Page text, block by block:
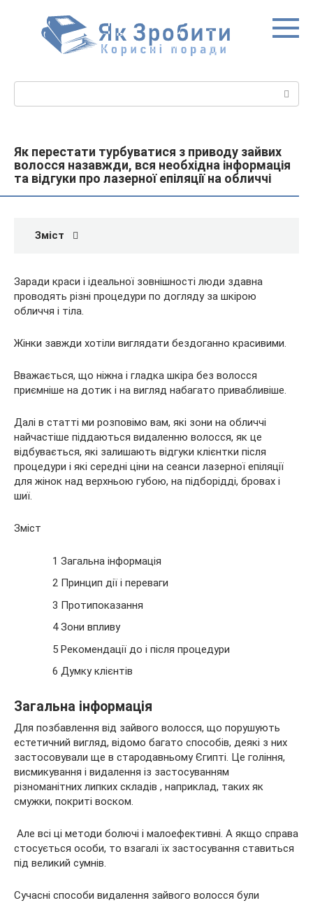
Як перестати турбуватися з приводу зайвих
волосся назавжди, вся необхідна інформація
та відгуки про лазерної епіляції на обличчі
Зміст
Заради краси і ідеальної зовнішності люди здавна
проводять різні процедури по догляду за шкірою
обличчя і тіла.
Жінки завжди хотіли виглядати бездоганно красивими.
Вважається, що ніжна і гладка шкіра без волосся
приємніше на дотик і на вигляд набагато привабливіше.
Далі в статті ми розповімо вам, які зони на обличчі
найчастіше піддаються видаленню волосся, як це
відбувається, які залишають відгуки клієнтки після
процедури і які середні ціни на сеанси лазерної епіляції
для жінок над верхньою губою, на підборідді, бровах і
шиї.
Зміст
1 Загальна інформація
2 Принцип дії і переваги
3 Протипоказання
4 Зони впливу
5 Рекомендації до і після процедури
6 Думку клієнтів
Загальна інформація
Для позбавлення від зайвого волосся, що порушують
естетичний вигляд, відомо багато способів, деякі з них
застосовували ще в стародавньому Єгипті. Це гоління,
висмикування і видалення із застосуванням
різноманітних липких складів , наприклад, таких як
смужки, покриті воском.
Але всі ці методи болючі і малоефективні. А якщо справа
стосується особи, то взагалі їх застосування ставиться
під великий сумнів.
Сучасні способи видалення зайвого волосся були